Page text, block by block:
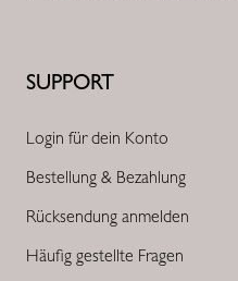
SUPPORT
Login für dein Konto
Bestellung & Bezahlung
Rücksendung anmelden
Häufig gestellte Fragen